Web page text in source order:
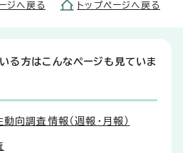
ジへ戻る トップページへ戻る
る方はこんなページも見ていま
向調査情報（週報・月報）